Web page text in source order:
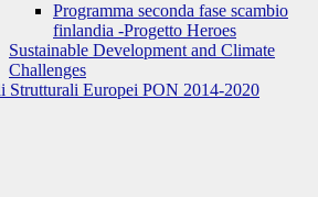
Programma seconda fase scambio
finlandia -Progetto Heroes
Sustainable Development and Climate
Challenges
Strutturali Europei PON 2014-2020